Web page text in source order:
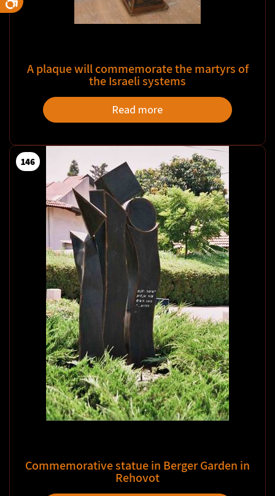
A plaque will commemorate the martyrs of
the Israeli systems
Read more
146
Commemorative statue in Berger Garden in
Rehovot